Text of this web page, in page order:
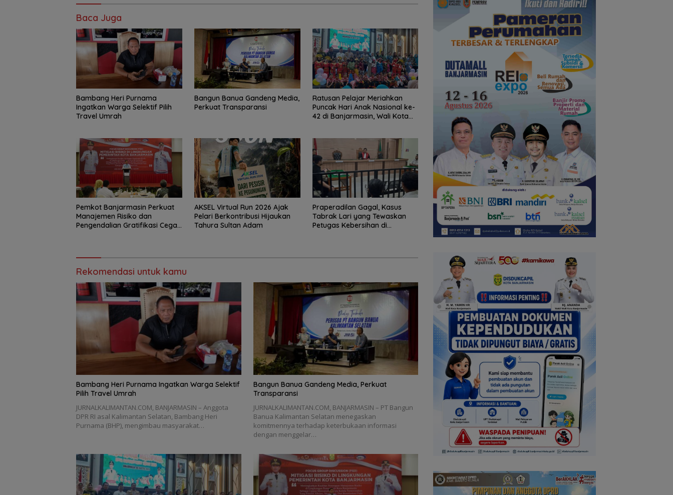
Baca Juga
Bambang Heri Purnama
Ingatkan Warga Selektif Pilih
Travel Umrah
Bangun Banua Gandeng Media,
Perkuat Transparansi
Ratusan Pelajar Meriahkan
Puncak Hari Anak Nasional ke-
42 di Banjarmasin, Wali Kota
Pemkot Banjarmasin Perkuat
Manajemen Risiko dan
Pengendalian Gratifikasi Cegah
AKSEL Virtual Run 2026 Ajak
Pelari Berkontribusi Hijaukan
Tahura Sultan Adam
Praperadilan Gagal, Kasus
Tabrak Lari yang Tewaskan
Petugas Kebersihan di
Rekomendasi untuk kamu
Bambang Heri Purnama Ingatkan Warga Selektif
Pilih Travel Umrah
JURNALKALIMANTAN.COM, BANJARMASIN – Anggota
DPR RI asal Kalimantan Selatan, Bambang Heri
Purnama (BHP), mengimbau masyarakat…
Bangun Banua Gandeng Media, Perkuat
Transparansi
JURNALKALIMANTAN.COM, BANJARMASIN – PT Bangun
Banua Kalimantan Selatan menegaskan
komitmennya terhadap keterbukaan informasi
dengan menggelar…